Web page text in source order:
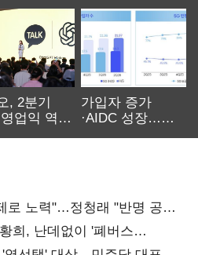
, 2분기
업익 역대
가입자 증가
·AIDC 성장…
로 노력"…정청래 "반명 공세
희, 난데없이 '폐버스